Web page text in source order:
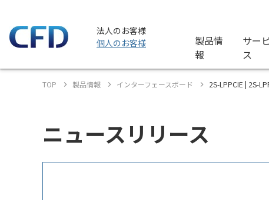
法人のお客様
個人のお客様
製品情
報
サー
ス
TOP 製品情報 インターフェースボード 2S-LPPCIE | 2S-
ニュースリリース